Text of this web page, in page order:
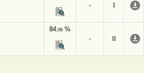
-
I
84,09 %
-
II